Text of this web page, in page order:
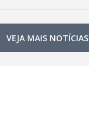
VEJA MAIS NOTÍCIAS